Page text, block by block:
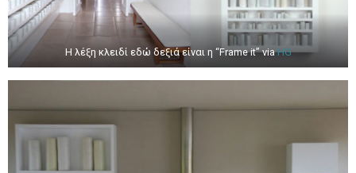
Η λέξη κλειδί εδώ δεξιά είναι η “Frame it” viaHG